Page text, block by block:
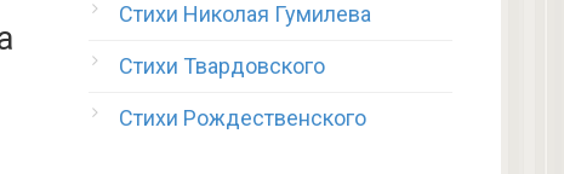
Стихи Николая Гумилева
Стихи Твардовского
Стихи Рождественского